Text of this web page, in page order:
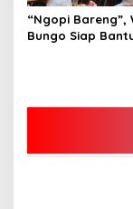
“Ngopi Bareng”,
Bungo Siap